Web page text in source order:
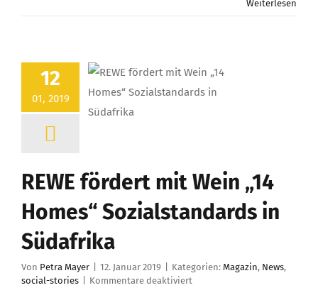
Weiterlesen
12
01, 2019
REWE fördert mit Wein „14
Homes“ Sozialstandards in
Südafrika
Von Petra Mayer 12. Januar 2019 Kategorien: Magazin, News,
social-stories
Kommentare deaktiviert